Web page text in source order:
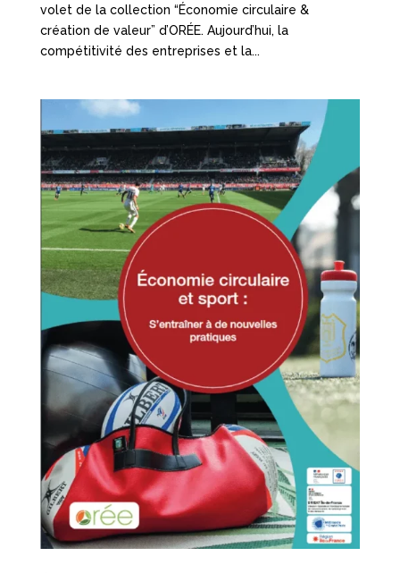
volet de la collection “Économie circulaire &
création de valeur” d’ORÉE. Aujourd’hui, la
compétitivité des entreprises et la...